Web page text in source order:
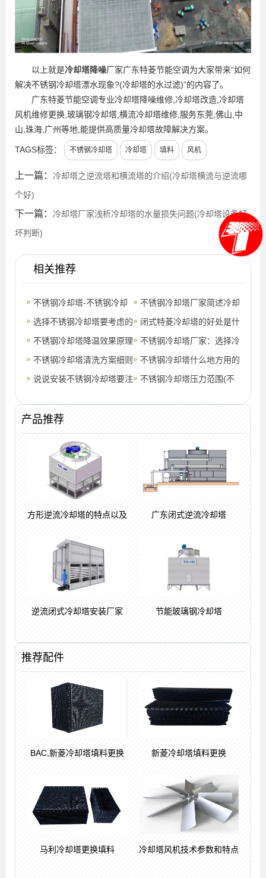
以上就是冷却塔降噪厂家广东特菱节能空调为大家带来“如何
解决不锈钢冷却塔漂水现象?(冷却塔的水过滤)”的内容了。
广东特菱节能空调专业冷却塔降噪维修,冷却塔改造,冷却塔
风机维修更换,玻璃钢冷却塔,横流冷却塔维修,服务东莞,佛山,中
山,珠海,广州等地,能提供高质量冷却塔故障解决方案。
TAGS标签： 不锈钢冷却塔 冷却塔 填料 风机
上一篇： 冷却塔之逆流塔和横流塔的介绍(冷却塔横流与逆流哪
个好)
下一篇： 冷却塔厂家浅析冷却塔的水量损失问题(冷却塔设备好
坏判断)
相关推荐
不锈钢冷却塔-不锈钢冷却
塔批发价格
不锈钢冷却塔厂家简述冷却
塔防冻措施(辽宁高温工业
型玻璃钢
选择不锈钢冷却塔要考虑的
三大要素(不锈钢闭式冷却
塔有哪些
闭式特菱冷却塔的好处是什
么(冷却塔的工作原理和冷
却过程)
不锈钢冷却塔降温效果原理
(高温型不锈钢冷却塔能降
温多少度
不锈钢冷却塔厂家：选择冷
却塔时为什么要计算?(不锈
钢冷却塔
不锈钢冷却塔清洗方案细则
(苏州不锈钢喷淋塔方案)
不锈钢冷却塔什么地方用的
多一些(不锈钢冷却塔哪个
说说安装不锈钢冷却塔要注
不锈钢冷却塔压力范围(不
产品推荐
方形逆流冷却塔的特点以及 广东闭式逆流冷却塔
逆流闭式冷却塔安装厂家 节能玻璃钢冷却塔
推荐配件
BAC,新菱冷却塔填料更换 新菱冷却塔填料更换
马利冷却塔更换填料 冷却塔风机技术参数和特点